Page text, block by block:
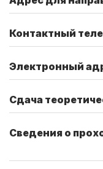
Контактный
Электронный
Сдача
Сведения о